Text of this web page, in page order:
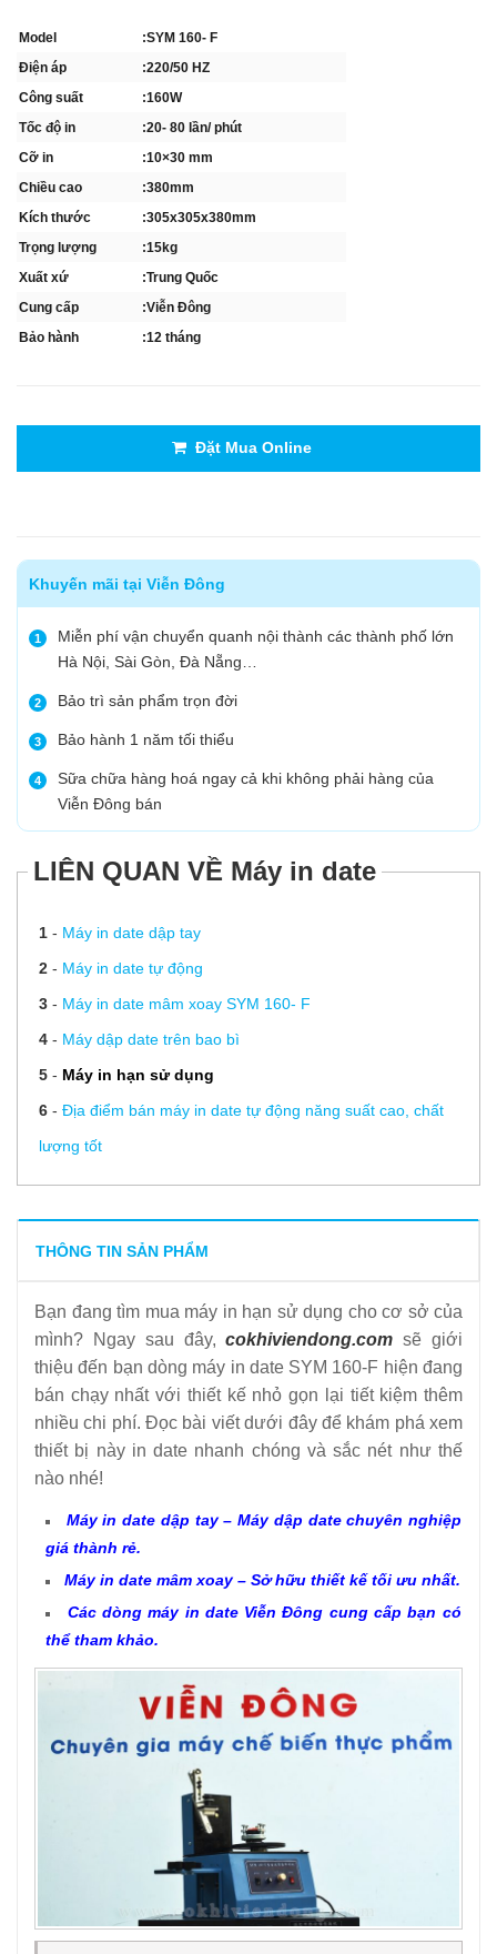
Model
:SYM 160- F
Điện áp
:220/50 HZ
Công suất
:160W
Tốc độ in
:20- 80 lần/ phút
Cỡ in
:10×30 mm
Chiều cao
:380mm
Kích thước
:305x305x380mm
Trọng lượng
:15kg
Xuất xứ
:Trung Quốc
Cung cấp
:Viễn Đông
Bảo hành
:12 tháng
Đặt Mua Online
Khuyến mãi tại Viễn Đông
1
Miễn phí vận chuyển quanh nội thành các thành phố lớn
Hà Nội, Sài Gòn, Đà Nẵng…
2 Bảo trì sản phẩm trọn đời
3 Bảo hành 1 năm tối thiểu
4
Sữa chữa hàng hoá ngay cả khi không phải hàng của
Viễn Đông bán
LIÊN QUAN VỀ Máy in date
1- Máy in date dập tay
2- Máy in date tự động
3- Máy in date mâm xoay SYM 160- F
4- Máy dập date trên bao bì
5- Máy in hạn sử dụng
6- Địa điểm bán máy in date tự động năng suất cao, chất
lượng tốt
THÔNG TIN SẢN PHẨM
Bạn đang tìm mua máy in hạn sử dụng cho cơ sở của
mình? Ngay sau đây,cokhiviendong.com sẽ giới
thiệu đến bạn dòng máy in date SYM 160-F hiện đang
bán chạy nhất với thiết kế nhỏ gọn lại tiết kiệm thêm
nhiều chi phí. Đọc bài viết dưới đây để khám phá xem
thiết bị này in date nhanh chóng và sắc nét như thế
nào nhé!
Máy in date dập tay – Máy dập date chuyên nghiệp
giá thành rẻ.
Máy in date mâm xoay – Sở hữu thiết kế tối ưu nhất.
Các dòng máy in date Viễn Đông cung cấp bạn có
thể tham khảo.